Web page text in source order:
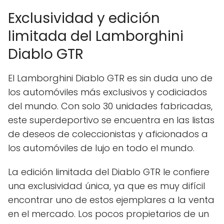
Exclusividad y edición
limitada del Lamborghini
Diablo GTR
El Lamborghini Diablo GTR es sin duda uno de
los automóviles más exclusivos y codiciados
del mundo. Con solo 30 unidades fabricadas,
este superdeportivo se encuentra en las listas
de deseos de coleccionistas y aficionados a
los automóviles de lujo en todo el mundo.
La edición limitada del Diablo GTR le confiere
una exclusividad única, ya que es muy difícil
encontrar uno de estos ejemplares a la venta
en el mercado. Los pocos propietarios de un